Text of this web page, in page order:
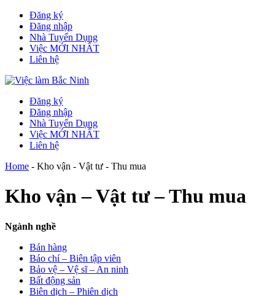
Đăng ký
Đăng nhập
Nhà Tuyển Dụng
Việc MỚI NHẤT
Liên hệ
Đăng ký
Đăng nhập
Nhà Tuyển Dụng
Việc MỚI NHẤT
Liên hệ
Home - Kho vận - Vật tư - Thu mua
Kho vận – Vật tư – Thu mua
Ngành nghề
Bán hàng
Báo chí – Biên tập viên
Bảo vệ – Vệ sĩ – An ninh
Bất động sản
Biên dịch – Phiên dịch